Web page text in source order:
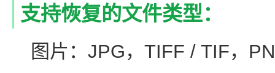
支持恢复的文件类型：
图片：JPG，TIFF / TIF，